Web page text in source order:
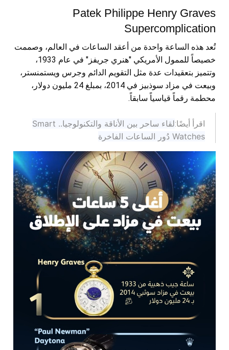
Patek Philippe Henry Graves
Supercomplication
تُعد هذه الساعة واحدة من أعقد الساعات في العالم، وصممت
خصيصاً للممول الأمريكي "هنري جريفز" في عام 1933،
وتتميز بتعقيدات عدة مثل التقويم الدائم وجرس ويستمنستر،
وبيعت في مزاد سوذبيز في 2014، بمبلغ 24 مليون دولار،
محطمة رقماً قياسياً سابقاً.
اقرأ أيضًا:
لقاء ساحر بين الأناقة والتكنولوجيا.. Smart
Watches دُور الساعات الفاخرة